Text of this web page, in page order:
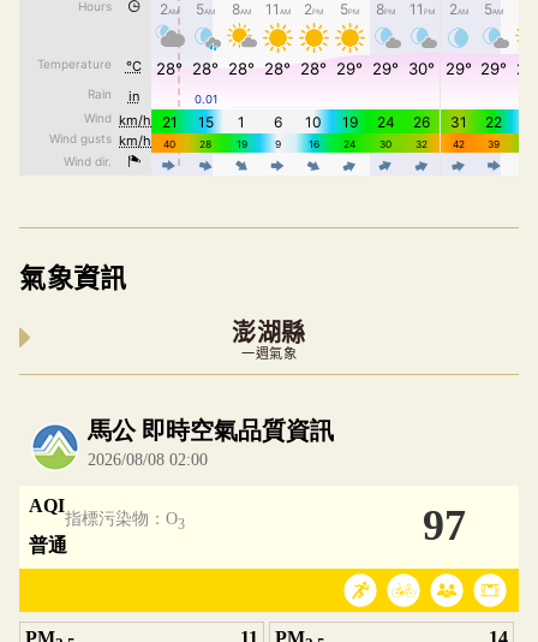
氣象資訊
澎湖縣
一週氣象
內嵌空氣品質小工具為視覺預覽，完整即時空